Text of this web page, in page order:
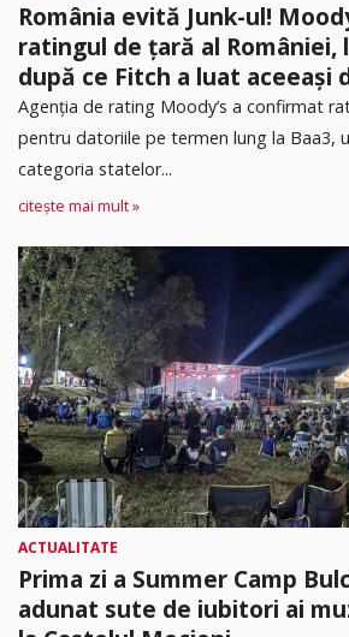
România evită Junk-ul!
ratingul de țară al României,
după ce Fitch a luat aceeași
Agenția de rating Moody’s a confirmat
pentru datoriile pe termen lung la Baa3,
categoria statelor...
citește mai mult »
ACTUALITATE
Prima zi a Summer Camp
adunat sute de iubitori ai